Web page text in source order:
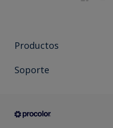
Productos
Todos los productos
Condiciones generales de venta
Soporte
Sobre Procolor